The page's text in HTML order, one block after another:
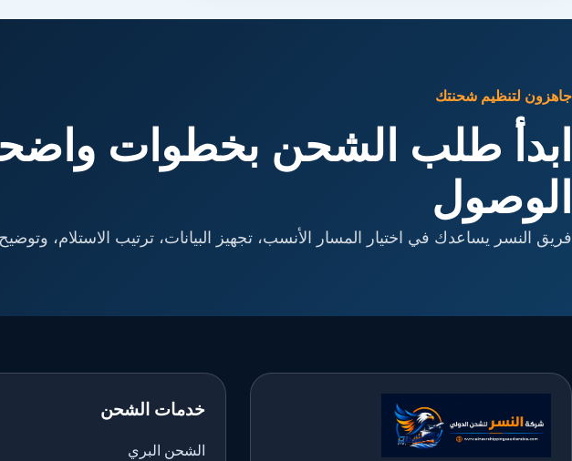
جاهزون لتنظيم شحنتك
ابدأ طلب الشحن بخطوات
الوصول
فريق النسر يساعدك في اختيار المسار الأنسب، تجهيز البيانات، ترتيب الاستلام،
خدمات الشحن
الشحن البري